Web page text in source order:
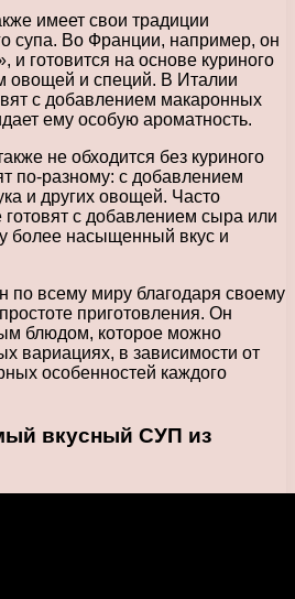
имеет свои традиции
супа. Во Франции, например, он
и готовится на основе куриного
овощей и специй. В Италии
с добавлением макаронных
ему особую ароматность.
не обходится без куриного
по-разному: с добавлением
и других овощей. Часто
с добавлением сыра или
более насыщенный вкус и
по всему миру благодаря своему
приготовления. Он
блюдом, которое можно
вариациях, в зависимости от
особенностей каждого
вкусный СУП из